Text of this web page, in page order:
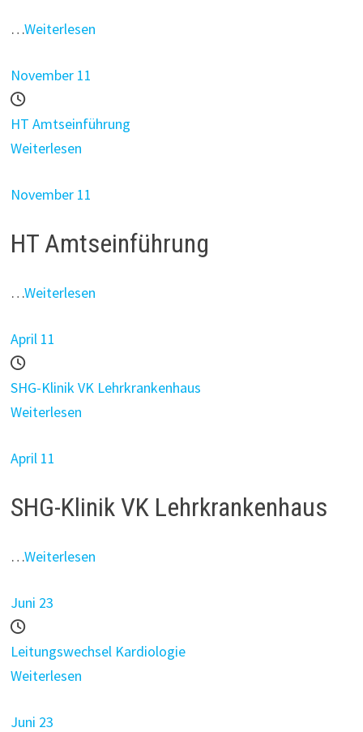
…Weiterlesen
November 11
HT Amtseinführung
Weiterlesen
November 11
HT Amtseinführung
…Weiterlesen
April 11
SHG-Klinik VK Lehrkrankenhaus
Weiterlesen
April 11
SHG-Klinik VK Lehrkrankenhaus
…Weiterlesen
Juni 23
Leitungswechsel Kardiologie
Weiterlesen
Juni 23